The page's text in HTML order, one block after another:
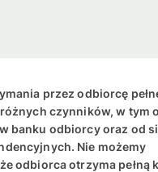
przez odbiorcę
czynników, w tym
banku odbiorcy oraz od
Nie możemy
odbiorca otrzyma pełną